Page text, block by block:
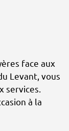
face aux
Levant, vous
services.
à la